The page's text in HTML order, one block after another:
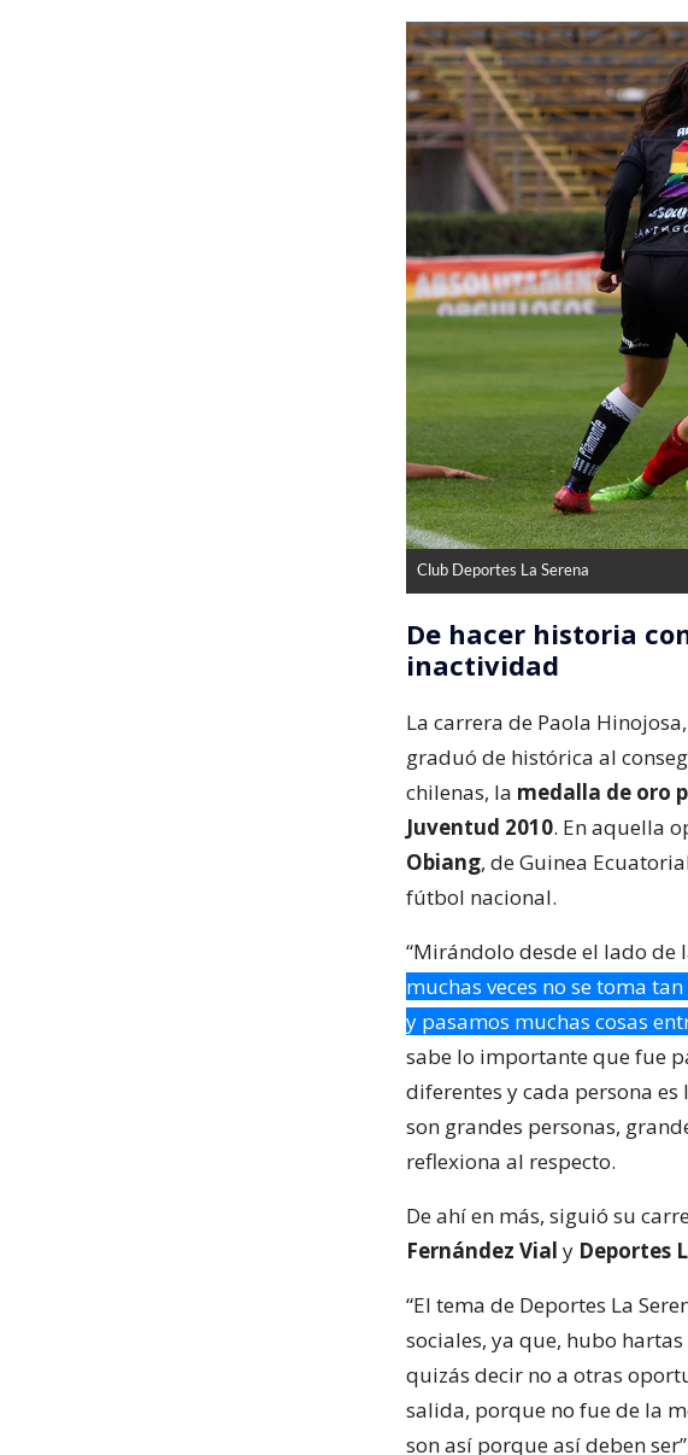
Club Deportes La Serena
De hacer historia
inactividad
La carrera de Paola
graduó de histórica al
chilenas, la medalla de oro
Juventud 2010. En aquella
Obiang, de Guinea
fútbol nacional.
“Mirándolo desde el lado
muchas veces no se toma
y pasamos muchas cosas
sabe lo importante que fue
diferentes y cada persona
son grandes personas,
reflexiona al respecto.
De ahí en más, siguió su
Fernández Vial y Deportes
“El tema de Deportes La
sociales, ya que, hubo
quizás decir no a otras
salida, porque no fue de la
son así porque así deben